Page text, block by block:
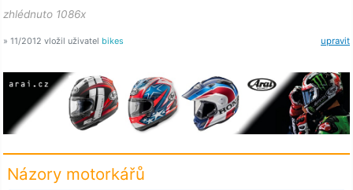
zhlédnuto 1086x
upravit
» 11/2012 vložil uživatel bikes
Názory motorkářů